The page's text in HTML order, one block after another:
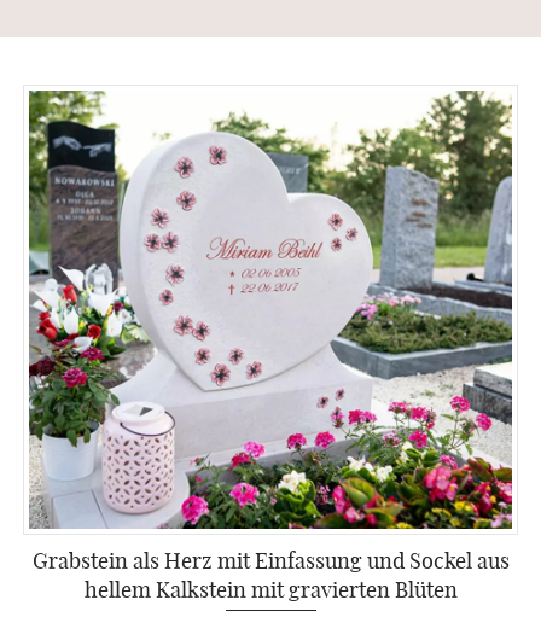
Grabstein als Herz mit Einfassung und Sockel aus
hellem Kalkstein mit gravierten Blüten